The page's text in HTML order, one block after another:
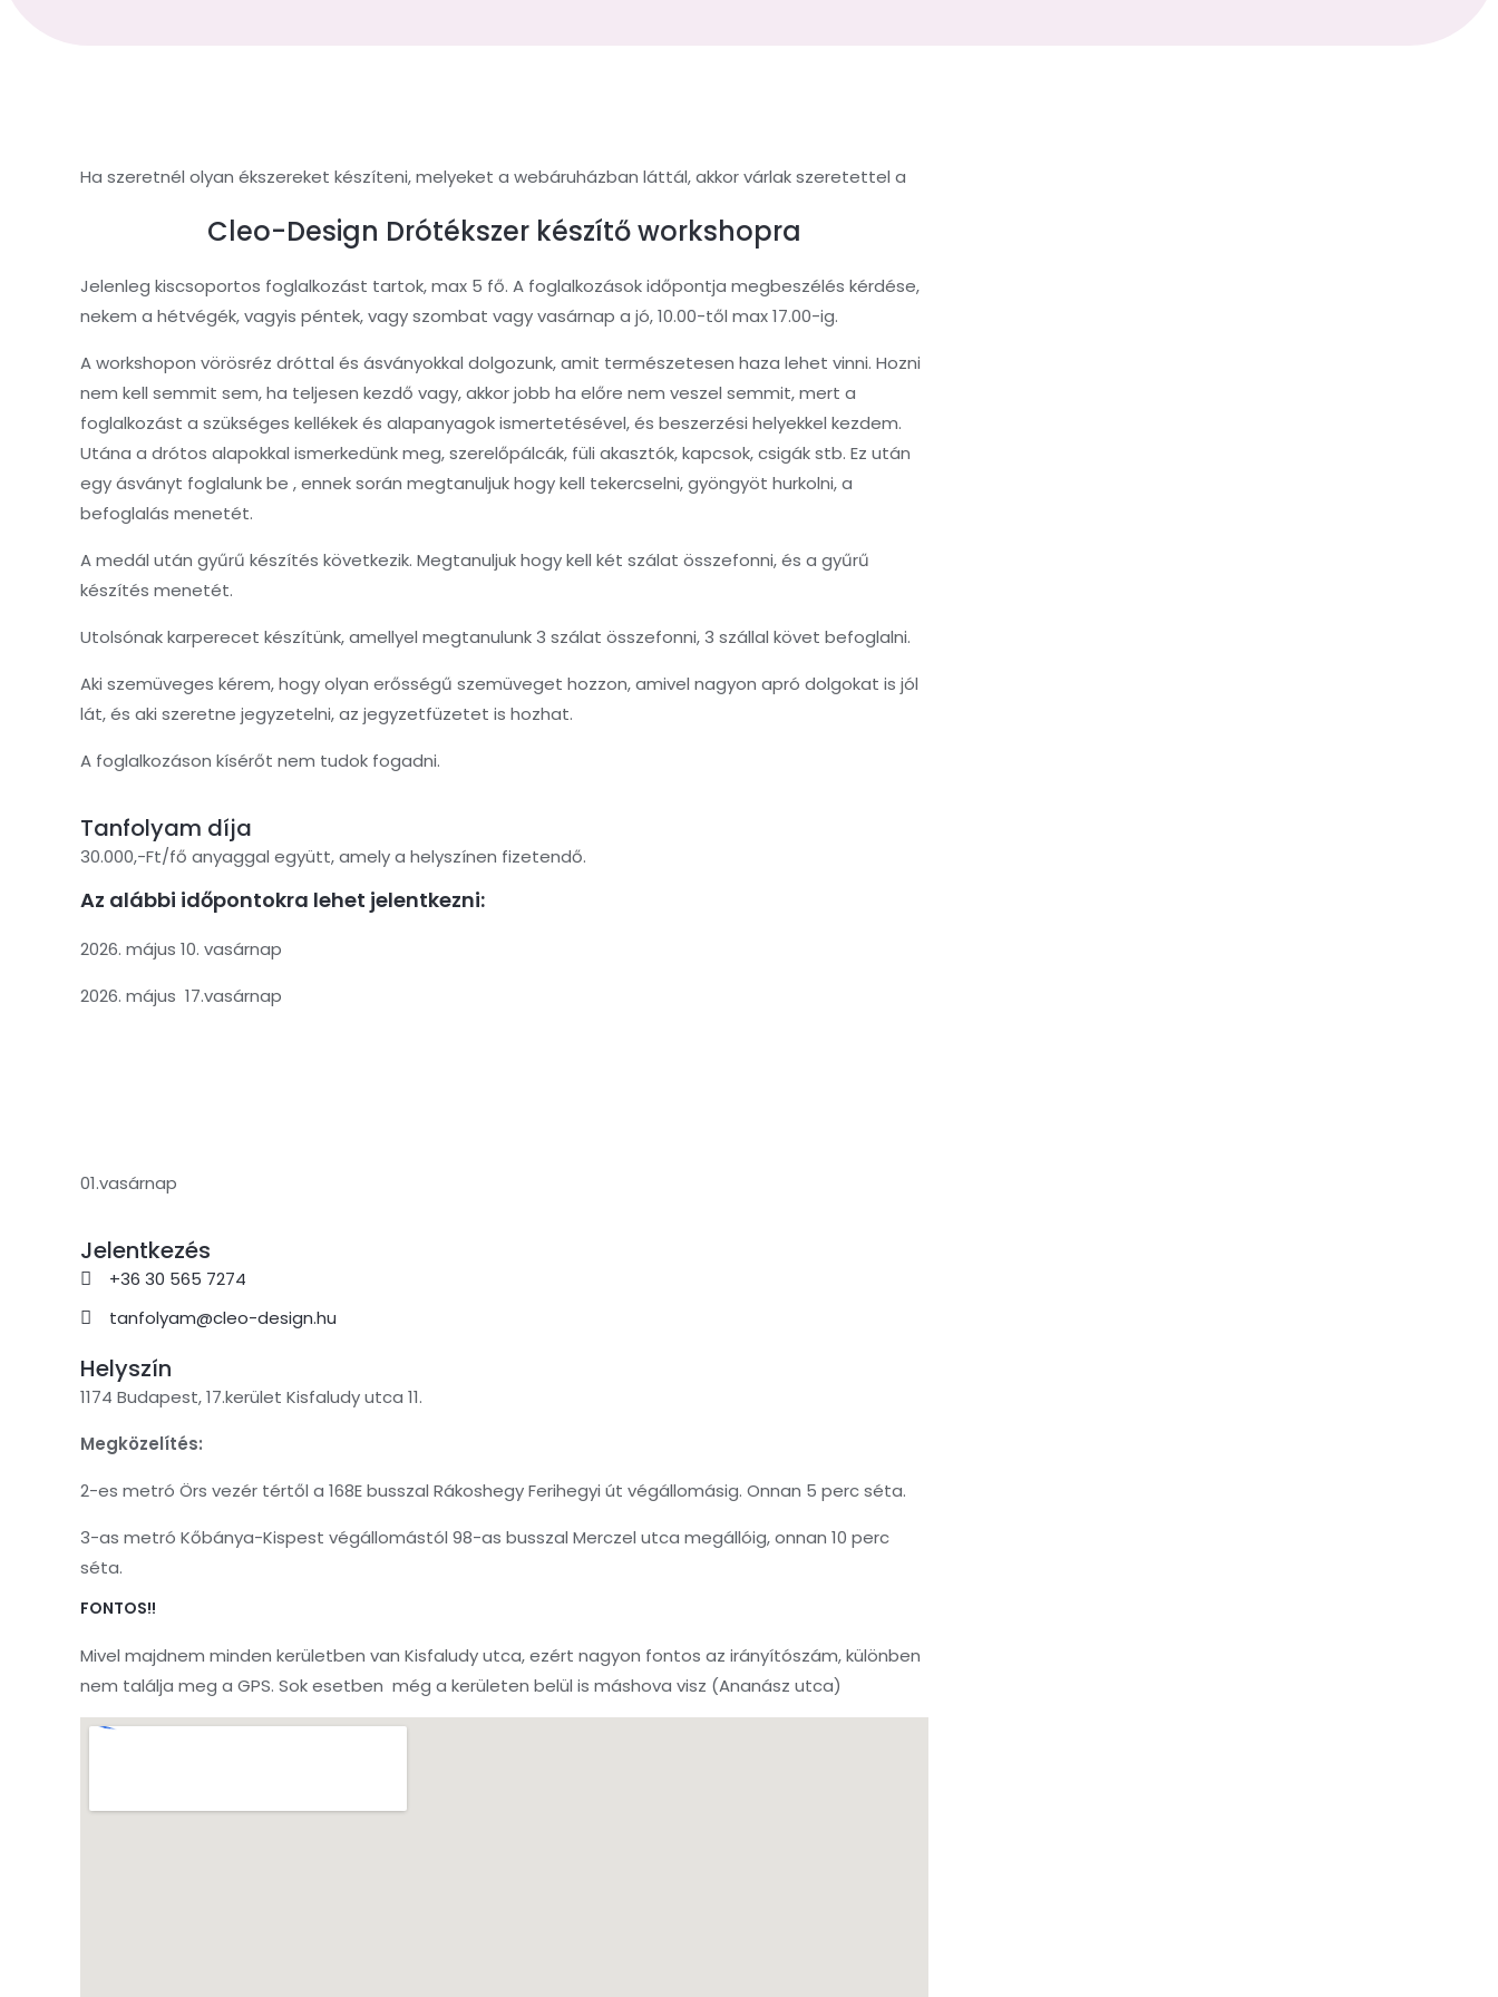
Ha szeretnél olyan ékszereket készíteni, melyeket a webáruházban láttál, akkor várlak szeretettel a
Cleo-Design Drótékszer készítő workshopra
Jelenleg kiscsoportos foglalkozást tartok, max 5 fő. A foglalkozások időpontja megbeszélés kérdése,
nekem a hétvégék, vagyis péntek, vagy szombat vagy vasárnap a jó, 10.00-től max 17.00-ig.
A workshopon vörösréz dróttal és ásványokkal dolgozunk, amit természetesen haza lehet vinni. Hozni
nem kell semmit sem, ha teljesen kezdő vagy, akkor jobb ha előre nem veszel semmit, mert a
foglalkozást a szükséges kellékek és alapanyagok ismertetésével, és beszerzési helyekkel kezdem.
Utána a drótos alapokkal ismerkedünk meg, szerelőpálcák, füli akasztók, kapcsok, csigák stb. Ez után
egy ásványt foglalunk be , ennek során megtanuljuk hogy kell tekercselni, gyöngyöt hurkolni, a
befoglalás menetét.
A medál után gyűrű készítés következik. Megtanuljuk hogy kell két szálat összefonni, és a gyűrű
készítés menetét.
Utolsónak karperecet készítünk, amellyel megtanulunk 3 szálat összefonni, 3 szállal követ befoglalni.
Aki szemüveges kérem, hogy olyan erősségű szemüveget hozzon, amivel nagyon apró dolgokat is jól
lát, és aki szeretne jegyzetelni, az jegyzetfüzetet is hozhat.
A foglalkozáson kísérőt nem tudok fogadni.
Tanfolyam díja
30.000,-Ft/fő anyaggal együtt, amely a helyszínen fizetendő.
Az alábbi időpontokra lehet jelentkezni:
2026. május 10. vasárnap
2026. május 17.vasárnap
01.vasárnap
Jelentkezés
+36 30 565 7274
tanfolyam@cleo-design.hu
Helyszín
1174 Budapest, 17.kerület Kisfaludy utca 11.
Megközelítés:
2-es metró Örs vezér tértől a 168E busszal Rákoshegy Ferihegyi út végállomásig. Onnan 5 perc séta.
3-as metró Kőbánya-Kispest végállomástól 98-as busszal Merczel utca megállóig, onnan 10 perc
séta.
FONTOS!!
Mivel majdnem minden kerületben van Kisfaludy utca, ezért nagyon fontos az irányítószám, különben
nem találja meg a GPS. Sok esetben még a kerületen belül is máshova visz (Ananász utca)